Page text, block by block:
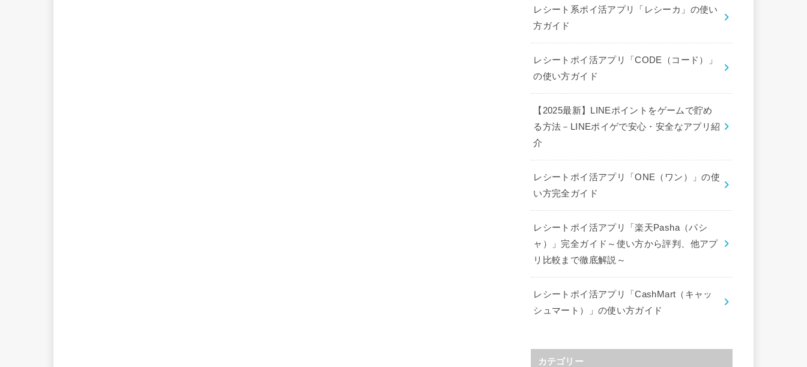
レシート系ポイ活アプリ「レシーカ」の使い
方ガイド
レシートポイ活アプリ「CODE（コード）」
の使い方ガイド
【2025最新】LINEポイントをゲームで貯め
る方法－LINEポイゲで安心・安全なアプリ紹
介
レシートポイ活アプリ「ONE（ワン）」の使
い方完全ガイド
レシートポイ活アプリ「楽天Pasha（パシ
ャ）」完全ガイド～使い方から評判、他アプ
リ比較まで徹底解説～
レシートポイ活アプリ「CashMart（キャッ
シュマート）」の使い方ガイド
カテゴリー